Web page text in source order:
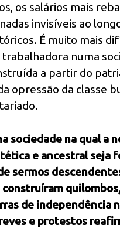
os salários mais
invisíveis ao
É muito mais
numa
a partir do
opressão da classe
sociedade na qual a
e ancestral seja
sermos
de independência
e protestos